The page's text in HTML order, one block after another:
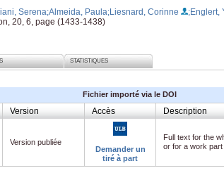
Serena;Almeida, Paula;Liesnard, Corinne
;Englert,
20, 6, page (1433-1438)
STATISTIQUES
Fichier importé via le DOI
Version Accès Description
Version publiée
Demander un
tiré à part
Full text for the
or for a work part